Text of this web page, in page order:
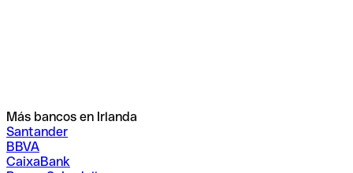
Más bancos en Irlanda
Santander
BBVA
CaixaBank